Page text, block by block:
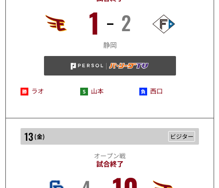
1 2
静岡
ラオ 山本 西口
13(金) ビジター
オープン戦
試合終了